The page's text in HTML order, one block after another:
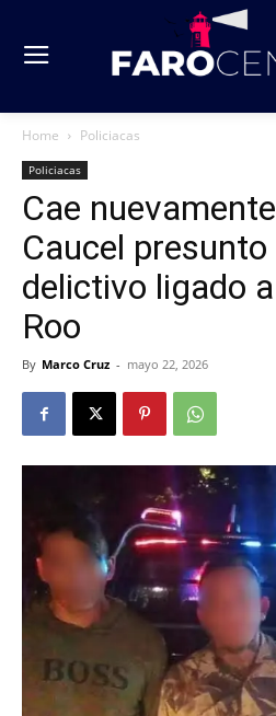
Home Policiacas
Policiacas
Cae
Caucel
delictivo ligado
Roo
By Marco Cruz - mayo 22, 2026